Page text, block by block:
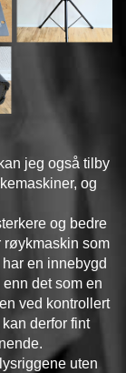
jeg også tilby
og
og bedre
røykmaskin som
en innebygd
det som en
ved kontrollert
derfor fint
uten